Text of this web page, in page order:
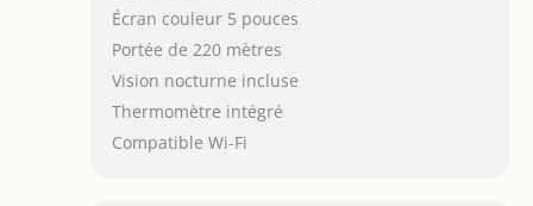
Écran couleur 5 pouces
Portée de 220 mètres
Vision nocturne incluse
Thermomètre intégré
Compatible Wi-Fi